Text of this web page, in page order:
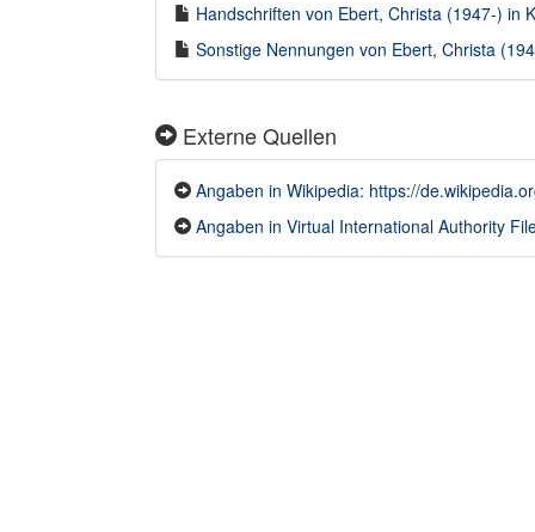
Handschriften von Ebert, Christa (1947-) in
Sonstige Nennungen von Ebert, Christa
Externe Quellen
Angaben in Wikipedia: https://
Angaben in Virtual International Authority